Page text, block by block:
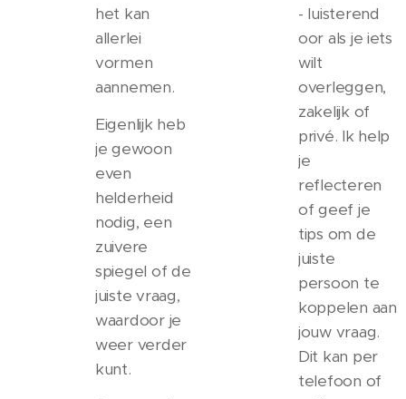
het kan
allerlei
vormen
aannemen.
Eigenlijk heb
je gewoon
even
helderheid
nodig, een
zuivere
spiegel of de
juiste vraag,
waardoor je
weer verder
kunt.
- luisterend
oor als je iets
wilt
overleggen,
zakelijk of
privé. Ik help
je
reflecteren
of geef je
tips om de
juiste
persoon te
koppelen aan
jouw vraag.
Dit kan per
telefoon of